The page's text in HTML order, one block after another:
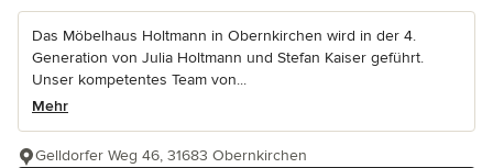
Das Möbelhaus Holtmann in Obernkirchen wird in der 4.
Generation von Julia Holtmann und Stefan Kaiser geführt.
Unser kompetentes Team von...
Mehr
Gelldorfer Weg 46, 31683 Obernkirchen